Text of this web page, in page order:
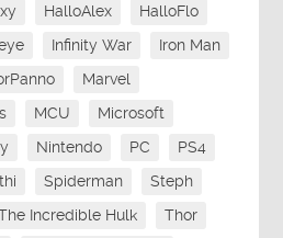
HalloAlex
HalloFlo
Infinity War
Iron Man
Marvel
MCU
Microsoft
Nintendo PC
PS4
Spiderman
Steph
Incredible Hulk
Thor